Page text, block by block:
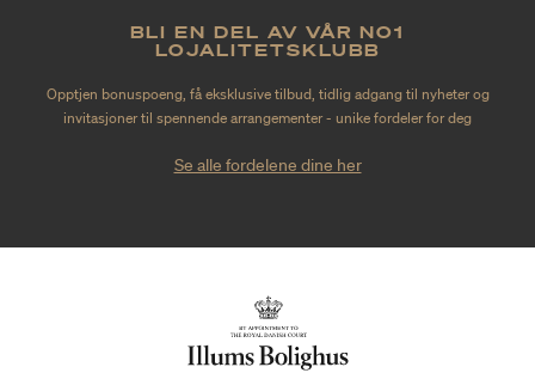
BLI EN DEL AV VÅR NO1
LOJALITETSKLUBB
Opptjen bonuspoeng, få eksklusive tilbud, tidlig adgang til nyheter og
invitasjoner til spennende arrangementer - unike fordeler for deg
Se alle fordelene dine her